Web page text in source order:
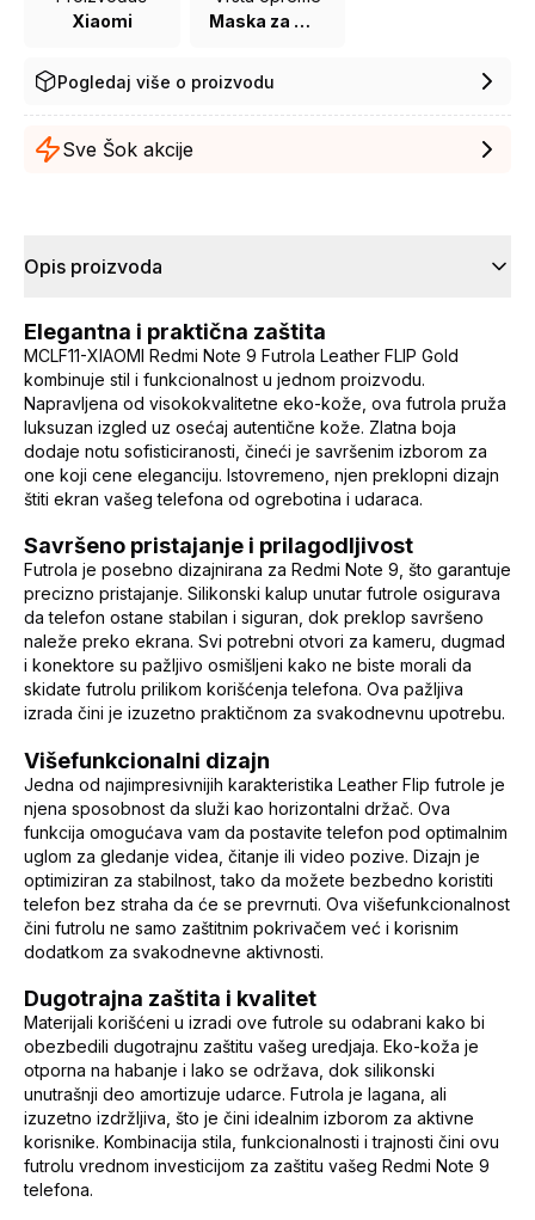
Xiaomi
Maska za mobilni telefon
Pogledaj više o proizvodu
Sve Šok akcije
Opis proizvoda
Elegantna i praktična zaštita
MCLF11-XIAOMI Redmi Note 9 Futrola Leather FLIP Gold
kombinuje stil i funkcionalnost u jednom proizvodu.
Napravljena od visokokvalitetne eko-kože, ova futrola pruža
luksuzan izgled uz osećaj autentične kože. Zlatna boja
dodaje notu sofisticiranosti, čineći je savršenim izborom za
one koji cene eleganciju. Istovremeno, njen preklopni dizajn
štiti ekran vašeg telefona od ogrebotina i udaraca.
Savršeno pristajanje i prilagodljivost
Futrola je posebno dizajnirana za Redmi Note 9, što garantuje
precizno pristajanje. Silikonski kalup unutar futrole osigurava
da telefon ostane stabilan i siguran, dok preklop savršeno
naleže preko ekrana. Svi potrebni otvori za kameru, dugmad
i konektore su pažljivo osmišljeni kako ne biste morali da
skidate futrolu prilikom korišćenja telefona. Ova pažljiva
izrada čini je izuzetno praktičnom za svakodnevnu upotrebu.
Višefunkcionalni dizajn
Jedna od najimpresivnijih karakteristika Leather Flip futrole je
njena sposobnost da služi kao horizontalni držač. Ova
funkcija omogućava vam da postavite telefon pod optimalnim
uglom za gledanje videa, čitanje ili video pozive. Dizajn je
optimiziran za stabilnost, tako da možete bezbedno koristiti
telefon bez straha da će se prevrnuti. Ova višefunkcionalnost
čini futrolu ne samo zaštitnim pokrivačem već i korisnim
dodatkom za svakodnevne aktivnosti.
Dugotrajna zaštita i kvalitet
Materijali korišćeni u izradi ove futrole su odabrani kako bi
obezbedili dugotrajnu zaštitu vašeg uredjaja. Eko-koža je
otporna na habanje i lako se održava, dok silikonski
unutrašnji deo amortizuje udarce. Futrola je lagana, ali
izuzetno izdržljiva, što je čini idealnim izborom za aktivne
korisnike. Kombinacija stila, funkcionalnosti i trajnosti čini ovu
futrolu vrednom investicijom za zaštitu vašeg Redmi Note 9
telefona.